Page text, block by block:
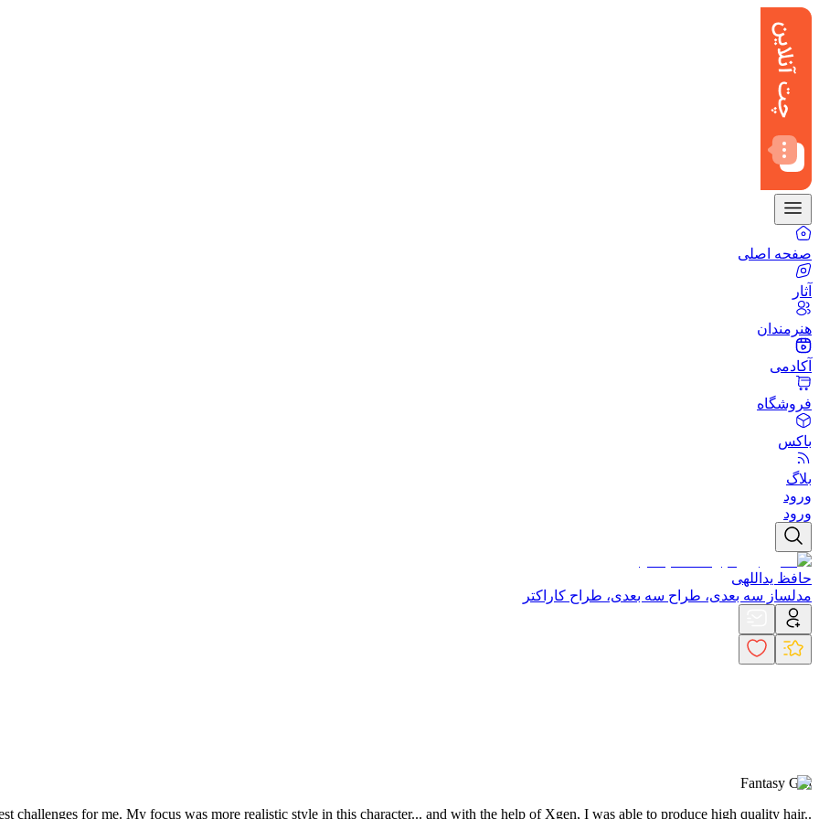
صفحه اصلی
آثار
هنرمندان
آکادمی
فروشگاه
باکس
بلاگ
ورود
ورود
حافظ یداللهی
مدلساز سه بعدی، طراح سه بعدی، طراح کاراکتر
Fantasy Girl
challenges for me. My focus was more realistic style in this character... and with the help of Xgen, I was able to produce high quality hair..